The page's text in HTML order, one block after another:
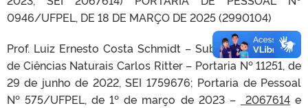
0946/UFPEL, DE 18 DE MARÇO DE 2025 (2990104)
Prof. Luiz Ernesto Costa Schmidt – Subchefe do Museu
de Ciências Naturais Carlos Ritter – Portaria Nº 11251, de
29 de junho de 2022, SEI 1759676; Portaria de Pessoal
Nº 575/UFPEL, de 1º de março de 2023 –
2067614e